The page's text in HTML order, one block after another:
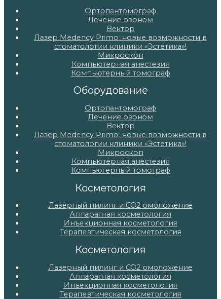
Ортопантомограф
Лечение озоном
Вектор
Лазер Medency Primo: новые возможности в
стоматологии клиники «Эстетика»!
Микроскоп
Компьютерная анестезия
Компьютерный томограф
Оборудование
Ортопантомограф
Лечение озоном
Вектор
Лазер Medency Primo: новые возможности в
стоматологии клиники «Эстетика»!
Микроскоп
Компьютерная анестезия
Компьютерный томограф
Косметология
Лазерный пилинг и СО2 омоложение
Аппаратная косметология
Инъекционная косметология
Терапевтическая косметология
Косметология
Лазерный пилинг и СО2 омоложение
Аппаратная косметология
Инъекционная косметология
Терапевтическая косметология